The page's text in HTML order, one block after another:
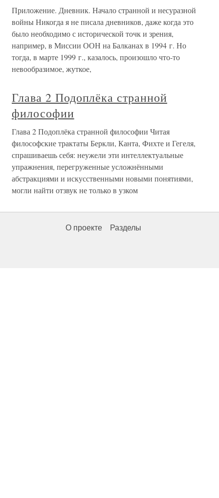
Приложение. Дневник. Начало странной и несуразной
войны Никогда я не писала дневников, даже когда это
было необходимо с исторической точк и зрения,
например, в Миссии ООН на Балканах в 1994 г. Но
тогда, в марте 1999 г., казалось, произошло что-то
невообразимое, жуткое,
Глава 2 Подоплёка странной
философии
Глава 2 Подоплёка странной философии Читая
философские трактаты Беркли, Канта, Фихте и Гегеля,
спрашиваешь себя: неужели эти интеллектуальные
упражнения, перегруженные усложнёнными
абстракциями и искусственными новыми понятиями,
могли найти отзвук не только в узком
О проекте Разделы